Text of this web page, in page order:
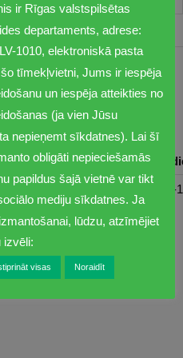
Ceturtdiena
17:00 08:00-17:00 08:00-
ir Rīgas valstspilsētas
departaments, adrese:
1010, elektroniskā pasta
tīmekļvietni, Jums ir iespēja
un iespēja atteikties no
(ja vien Jūsu
nepieņemt sīkdatnes). Lai šī
obligāti nepieciešamās
papildus šajā vietnē var tikt
mediju sīkdatnes. Ja
lūdzu, atzīmējiet
izvēli:
visas Noraidīt